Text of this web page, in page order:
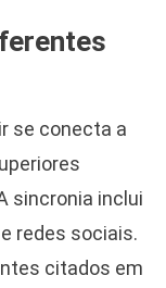
se conecta a
sincronia inclui
redes sociais.
citados em